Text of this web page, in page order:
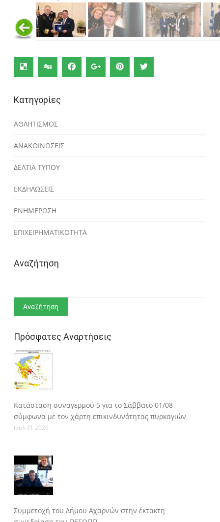
Κατηγορίες
ΑΘΛΗΤΙΣΜΟΣ
ΑΝΑΚΟΙΝΩΣΕΙΣ
ΔΕΛΤΙΑ ΤΥΠΟΥ
ΕΚΔΗΛΩΣΕΙΣ
ΕΝΗΜΕΡΩΣΗ
ΕΠΙΧΕΙΡΗΜΑΤΙΚΟΤΗΤΑ
Αναζήτηση
Πρόσφατες Αναρτήσεις
Κατάσταση συναγερμού 5 για το Σάββατο 01/08
σύμφωνα με τον χάρτη επικινδυνότητας πυρκαγιών
Ιουλ 31 2026
Συμμετοχή του Δήμου Αχαρνών στην έκτακτη